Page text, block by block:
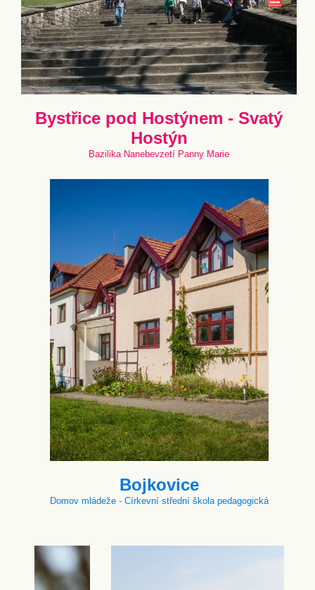
Bystřice pod Hostýnem - Svatý
Hostýn
Bazilika Nanebevzetí Panny Marie
Bojkovice
Domov mládeže - Církevní střední škola pedagogická